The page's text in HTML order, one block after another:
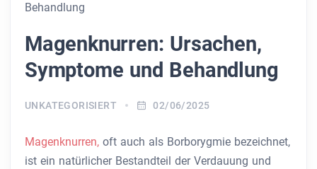
Behandlung
Magenknurren: Ursachen,
Symptome und Behandlung
UNKATEGORISIERT 02/06/2025
Magenknurren, oft auch als Borborygmie bezeichnet,
ist ein natürlicher Bestandteil der Verdauung und